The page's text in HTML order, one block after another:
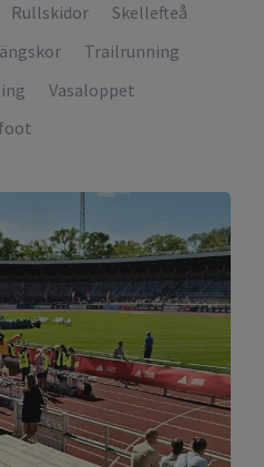
Rullskidor
Skellefteå
Trailrunning
Vasaloppet